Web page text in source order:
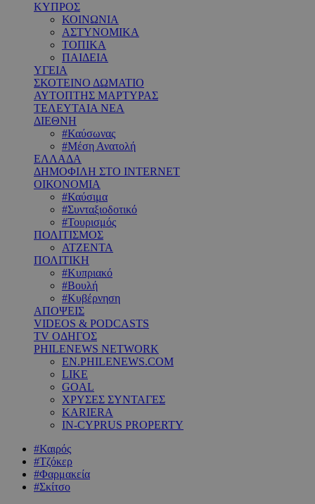
ΚΥΠΡΟΣ
ΚΟΙΝΩΝΙΑ
ΑΣΤΥΝΟΜΙΚΑ
ΤΟΠΙΚΑ
ΠΑΙΔΕΙΑ
ΥΓΕΙΑ
ΣΚΟΤΕΙΝΟ ΔΩΜΑΤΙΟ
ΑΥΤΟΠΤΗΣ ΜΑΡΤΥΡΑΣ
ΤΕΛΕΥΤΑΙΑ ΝΕΑ
ΔΙΕΘΝΗ
#Καύσωνας
#Μέση Ανατολή
ΕΛΛΑΔΑ
ΔΗΜΟΦΙΛΗ ΣΤΟ INTERNET
ΟΙΚΟΝΟΜΙΑ
#Καύσιμα
#Συνταξιοδοτικό
#Τουρισμός
ΠΟΛΙΤΙΣΜΟΣ
ΑΤΖΕΝΤΑ
ΠΟΛΙΤΙΚΗ
#Κυπριακό
#Βουλή
#Κυβέρνηση
ΑΠΟΨΕΙΣ
VIDEOS & PODCASTS
TV ΟΔΗΓΟΣ
PHILENEWS NETWORK
EN.PHILENEWS.COM
LIKE
GOAL
ΧΡΥΣΕΣ ΣΥΝΤΑΓΕΣ
KARIERA
IN-CYPRUS PROPERTY
#Καιρός
#Τζόκερ
#Φαρμακεία
#Σκίτσο